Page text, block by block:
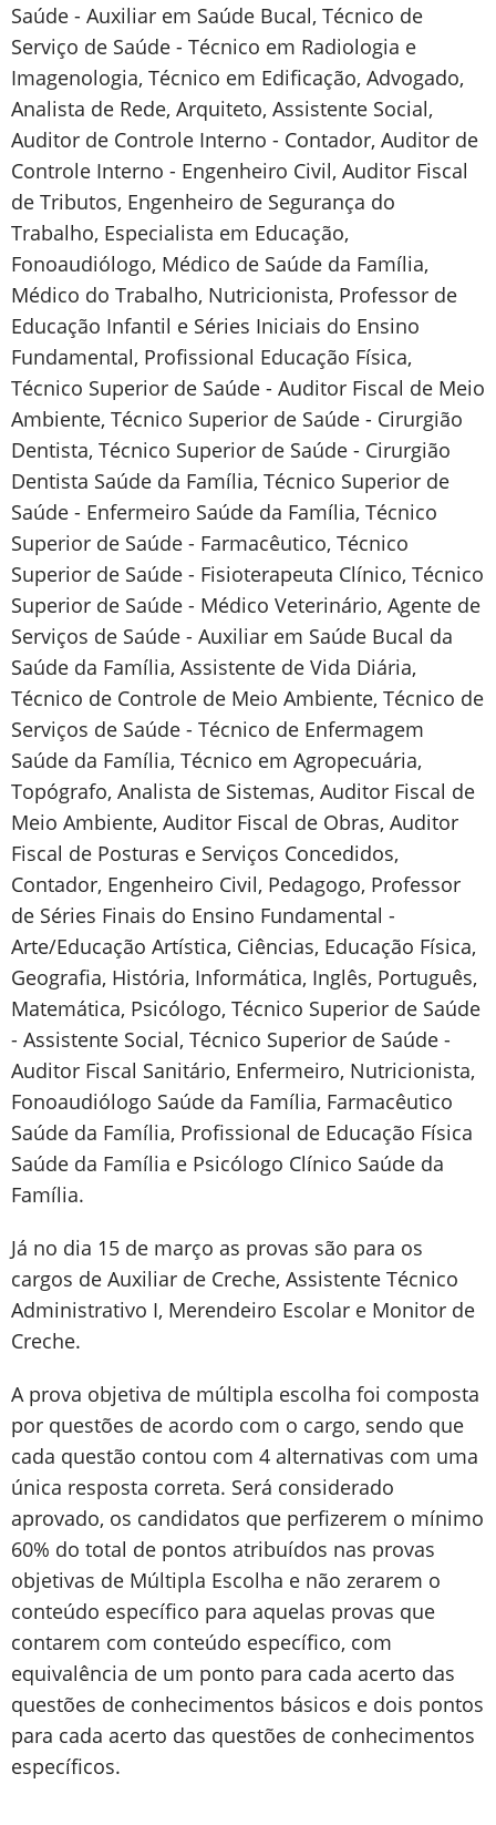
Saúde - Auxiliar em Saúde Bucal, Técnico de
Serviço de Saúde - Técnico em Radiologia e
Imagenologia, Técnico em Edificação, Advogado,
Analista de Rede, Arquiteto, Assistente Social,
Auditor de Controle Interno - Contador, Auditor de
Controle Interno - Engenheiro Civil, Auditor Fiscal
de Tributos, Engenheiro de Segurança do
Trabalho, Especialista em Educação,
Fonoaudiólogo, Médico de Saúde da Família,
Médico do Trabalho, Nutricionista, Professor de
Educação Infantil e Séries Iniciais do Ensino
Fundamental, Profissional Educação Física,
Técnico Superior de Saúde - Auditor Fiscal de Meio
Ambiente, Técnico Superior de Saúde - Cirurgião
Dentista, Técnico Superior de Saúde - Cirurgião
Dentista Saúde da Família, Técnico Superior de
Saúde - Enfermeiro Saúde da Família, Técnico
Superior de Saúde - Farmacêutico, Técnico
Superior de Saúde - Fisioterapeuta Clínico, Técnico
Superior de Saúde - Médico Veterinário, Agente de
Serviços de Saúde - Auxiliar em Saúde Bucal da
Saúde da Família, Assistente de Vida Diária,
Técnico de Controle de Meio Ambiente, Técnico de
Serviços de Saúde - Técnico de Enfermagem
Saúde da Família, Técnico em Agropecuária,
Topógrafo, Analista de Sistemas, Auditor Fiscal de
Meio Ambiente, Auditor Fiscal de Obras, Auditor
Fiscal de Posturas e Serviços Concedidos,
Contador, Engenheiro Civil, Pedagogo, Professor
de Séries Finais do Ensino Fundamental -
Arte/Educação Artística, Ciências, Educação Física,
Geografia, História, Informática, Inglês, Português,
Matemática, Psicólogo, Técnico Superior de Saúde
- Assistente Social, Técnico Superior de Saúde -
Auditor Fiscal Sanitário, Enfermeiro, Nutricionista,
Fonoaudiólogo Saúde da Família, Farmacêutico
Saúde da Família, Profissional de Educação Física
Saúde da Família e Psicólogo Clínico Saúde da
Família.
Já no dia 15 de março as provas são para os
cargos de Auxiliar de Creche, Assistente Técnico
Administrativo I, Merendeiro Escolar e Monitor de
Creche.
A prova objetiva de múltipla escolha foi composta
por questões de acordo com o cargo, sendo que
cada questão contou com 4 alternativas com uma
única resposta correta. Será considerado
aprovado, os candidatos que perfizerem o mínimo
60% do total de pontos atribuídos nas provas
objetivas de Múltipla Escolha e não zerarem o
conteúdo específico para aquelas provas que
contarem com conteúdo específico, com
equivalência de um ponto para cada acerto das
questões de conhecimentos básicos e dois pontos
para cada acerto das questões de conhecimentos
específicos.